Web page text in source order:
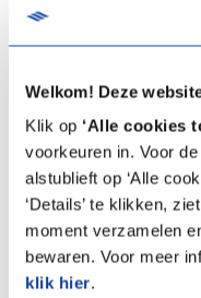
Welkom! Deze
Klik op ‘Alle cookies
voorkeuren in. Voor
alstublieft op ‘Alle
‘Details’ te klikken,
moment verzamelen
bewaren. Voor meer
klik hier.
Wat is
Portal?
Actueel inzicht
Inzicht in
afgiftesysteem,